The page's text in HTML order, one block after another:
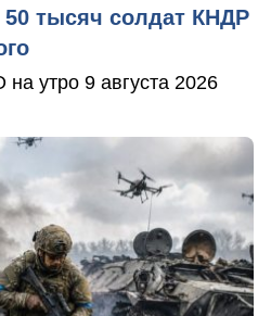
50 тысяч солдат КНДР
утро 9 августа 2026